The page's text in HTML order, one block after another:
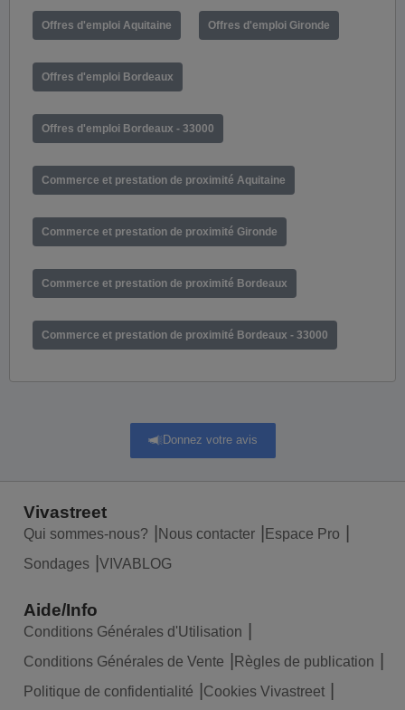
Offres d'emploi Aquitaine Offres d'emploi Gironde
Offres d'emploi Bordeaux
Offres d'emploi Bordeaux - 33000
Commerce et prestation de proximité Aquitaine
Commerce et prestation de proximité Gironde
Commerce et prestation de proximité Bordeaux
Commerce et prestation de proximité Bordeaux - 33000
Donnez votre avis
Vivastreet
Qui sommes-nous? Nous contacter
Espace Pro
Sondages
VIVABLOG
Aide/Info
Conditions Générales d'Utilisation
Conditions Générales de Vente
Règles de publication
Politique de confidentialité
Cookies Vivastreet